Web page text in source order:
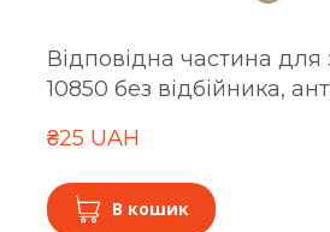
Відповідна частина для
10850 без відбійника,
₴25 UAH
В кошик